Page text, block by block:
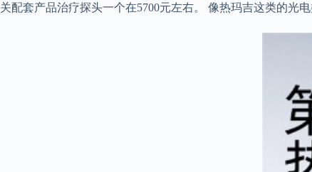
关配套产品治疗探头一个在5700元左右。 像热玛吉这类的光